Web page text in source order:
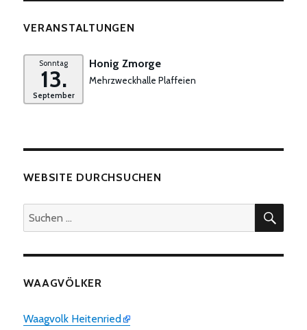
VERANSTALTUNGEN
Sonntag
13.
September
Honig Zmorge
Mehrzweckhalle Plaffeien
WEBSITE DURCHSUCHEN
Suchen
nach:
WAAGVÖLKER
Waagvolk Heitenried